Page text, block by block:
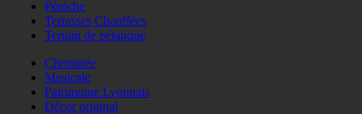
Péniche
Terrasses Chauffées
Terrain de pétanque
Cheminée
Musicale
Patrimoine Lyonnais
Décor original